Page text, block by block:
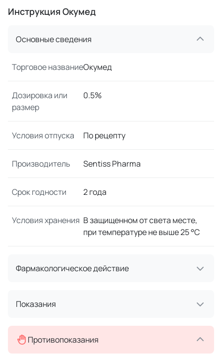
Инструкция Окумед
Основные сведения
Торговое названиеОкумед
Дозировка или
размер
0.5%
Условия отпуска По рецепту
Производитель Sentiss Pharma
Срок годности 2 года
Условия хранения В защищенном от света месте,
при температуре не выше 25 °C
Фармакологическое действие
Показания
Противопоказания